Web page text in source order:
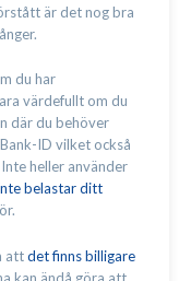
är det nog bra
du har
värdefullt om du
där du behöver
ID vilket också
heller använder
belastar ditt
attdet finns billigare